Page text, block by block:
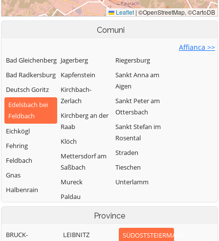
Comuni
Affianca >>
Bad Gleichenberg
Bad Radkersburg
Deutsch Goritz
Edelsbach bei
Feldbach
Eichkögl
Fehring
Feldbach
Gnas
Halbenrain
Jagerberg
Kapfenstein
Kirchbach-
Zerlach
Kirchberg an der
Raab
Klöch
Mettersdorf am
Saßbach
Mureck
Paldau
Pirching am
Riegersburg
Sankt Anna am
Aigen
Sankt Peter am
Ottersbach
Sankt Stefan im
Rosental
Straden
Tieschen
Unterlamm
Province
BRUCK-
LEIBNITZ
SÜDOSTSTEIERMARK